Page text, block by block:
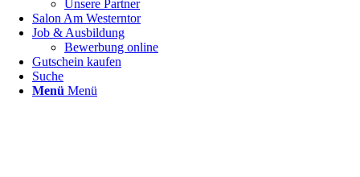
Unsere Partner
Salon Am Westerntor
Job & Ausbildung
Bewerbung online
Gutschein kaufen
Suche
Menü Menü